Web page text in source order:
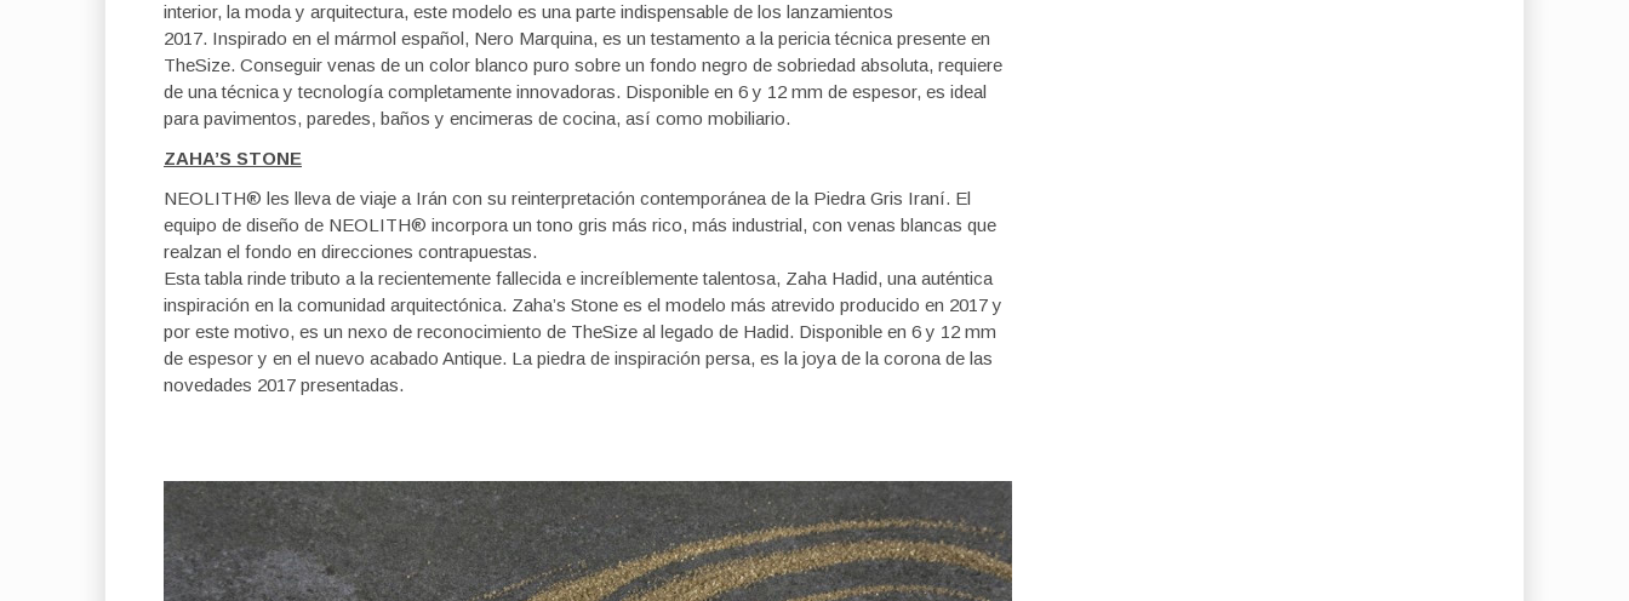
interior, la moda y arquitectura, este modelo es una parte indispensable de los lanzamientos
2017. Inspirado en el mármol español, Nero Marquina, es un testamento a la pericia técnica presente en
TheSize. Conseguir venas de un color blanco puro sobre un fondo negro de sobriedad absoluta, requiere
de una técnica y tecnología completamente innovadoras. Disponible en 6 y 12 mm de espesor, es ideal
para pavimentos, paredes, baños y encimeras de cocina, así como mobiliario.
ZAHA’S STONE
NEOLITH® les lleva de viaje a Irán con su reinterpretación contemporánea de la Piedra Gris Iraní. El
equipo de diseño de NEOLITH® incorpora un tono gris más rico, más industrial, con venas blancas que
realzan el fondo en direcciones contrapuestas.
Esta tabla rinde tributo a la recientemente fallecida e increíblemente talentosa, Zaha Hadid, una auténtica
inspiración en la comunidad arquitectónica. Zaha’s Stone es el modelo más atrevido producido en 2017 y
por este motivo, es un nexo de reconocimiento de TheSize al legado de Hadid. Disponible en 6 y 12 mm
de espesor y en el nuevo acabado Antique. La piedra de inspiración persa, es la joya de la corona de las
novedades 2017 presentadas.